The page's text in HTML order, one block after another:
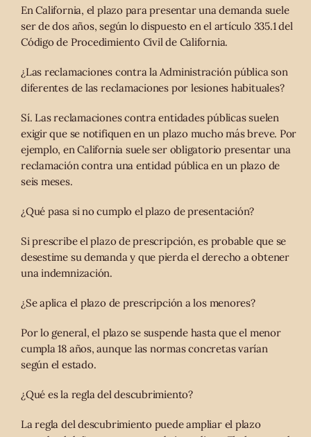
En California, el plazo para presentar una demanda suele
ser de dos años, según lo dispuesto en el artículo 335.1 del
Código de Procedimiento Civil de California.
¿Las reclamaciones contra la Administración pública son
diferentes de las reclamaciones por lesiones habituales?
Sí. Las reclamaciones contra entidades públicas suelen
exigir que se notifiquen en un plazo mucho más breve. Por
ejemplo, en California suele ser obligatorio presentar una
reclamación contra una entidad pública en un plazo de
seis meses.
¿Qué pasa si no cumplo el plazo de presentación?
Si prescribe el plazo de prescripción, es probable que se
desestime su demanda y que pierda el derecho a obtener
una indemnización.
¿Se aplica el plazo de prescripción a los menores?
Por lo general, el plazo se suspende hasta que el menor
cumpla 18 años, aunque las normas concretas varían
según el estado.
¿Qué es la regla del descubrimiento?
La regla del descubrimiento puede ampliar el plazo